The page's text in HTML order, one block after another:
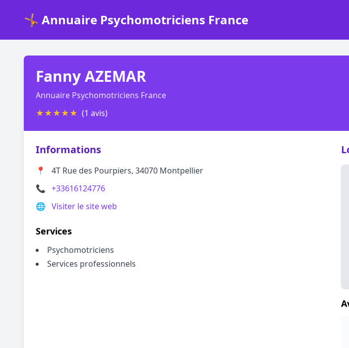
🤸 Annuaire Psychomotriciens France
Fanny AZEMAR
Annuaire Psychomotriciens France
★★★★★ (1 avis)
Informations
📍
4T Rue des Pourpiers, 34070 Montpellier
📞 +33616124776
🌐 Visiter le site web
Services
Psychomotriciens
Services professionnels